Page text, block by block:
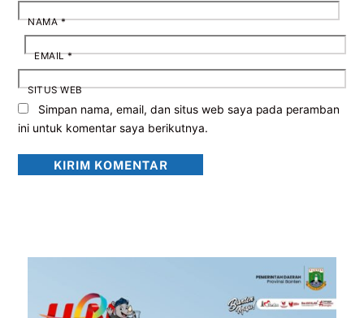
NAMA*
EMAIL*
SITUS WEB
Simpan nama, email, dan situs web saya pada peramban
ini untuk komentar saya berikutnya.